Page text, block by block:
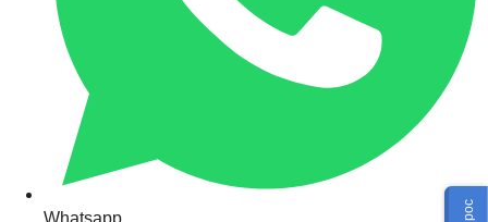
Whatsapp